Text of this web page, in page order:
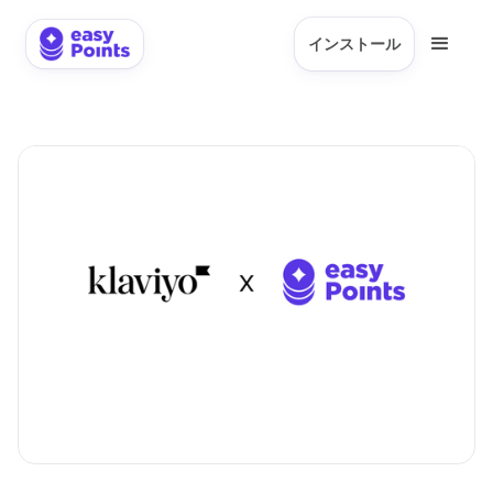
インストール